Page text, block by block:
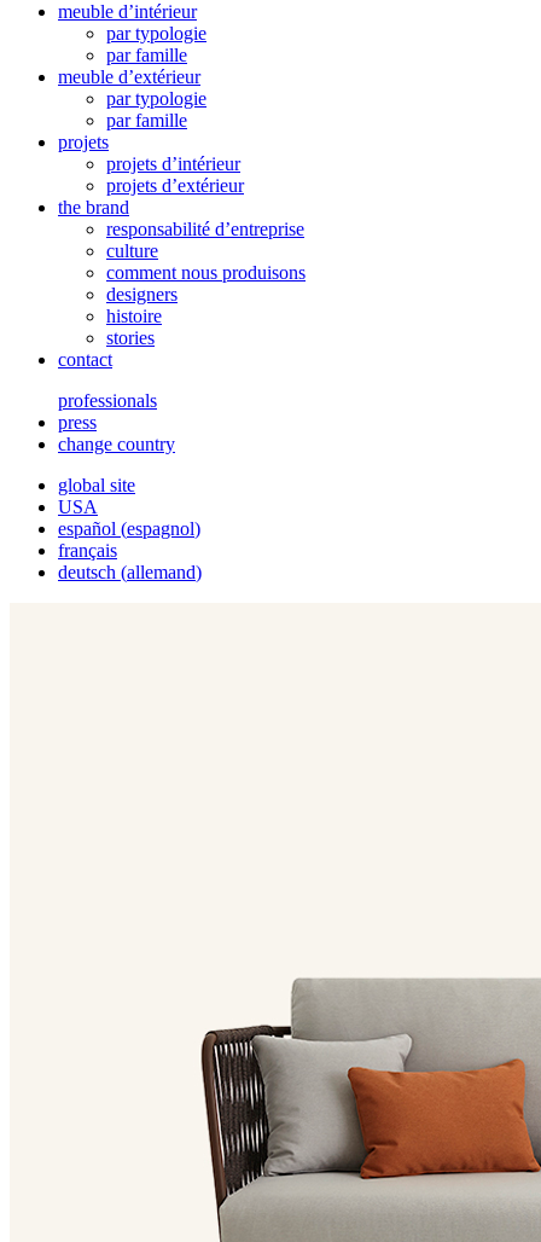
meuble d’intérieur
par typologie
par famille
meuble d’extérieur
par typologie
par famille
projets
projets d’intérieur
projets d’extérieur
the brand
responsabilité d’entreprise
culture
comment nous produisons
designers
histoire
stories
contact
professionals
press
change country
global site
USA
español (espagnol)
français
deutsch (allemand)